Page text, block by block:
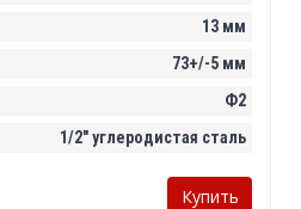
13 мм
73+/-5 мм
Ф2
1/2" углеродистая сталь
Купить